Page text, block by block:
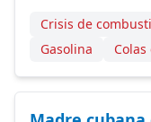
Crisis de
Gasolina